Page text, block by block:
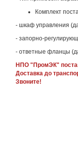
Комплект
- шкаф управления
- запорно-
- ответные фланцы
НПО "ПромЭК"
Доставка до
Звоните!